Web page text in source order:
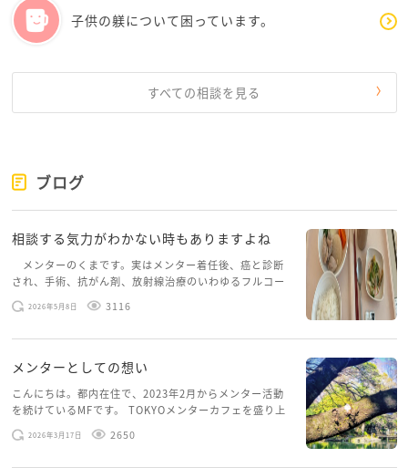
子供の躾について困っています。
すべての相談を見る
ブログ
相談する気力がわかない時もありますよね
メンターのくまです。実はメンター着任後、癌と診断
され、手術、抗がん剤、放射線治療のいわゆるフルコー
スを体験していて、しばらくメンターカフェに来られて
いませんでした。体力だけでなく、気力も落ちパソコン
2026年5月8日 3116
メンターとしての想い
こんにちは。都内在住で、2023年2月からメンター活動
を続けているMFです。 TOKYOメンターカフェを盛り上
げたいという想いから、勇気を出して初めてブログを投
稿してみようと思います。少し自分のことを書いてみま
2026年3月17日 2650